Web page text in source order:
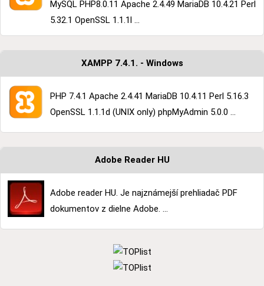
MySQL PHP8.0.11 Apache 2.4.49 MariaDB 10.4.21 Perl
5.32.1 OpenSSL 1.1.1l ...
XAMPP 7.4.1. - Windows
PHP 7.4.1 Apache 2.4.41 MariaDB 10.4.11 Perl 5.16.3
OpenSSL 1.1.1d (UNIX only) phpMyAdmin 5.0.0 ...
Adobe Reader HU
Adobe reader HU. Je najznámejší prehliadač PDF
dokumentov z dielne Adobe. ...